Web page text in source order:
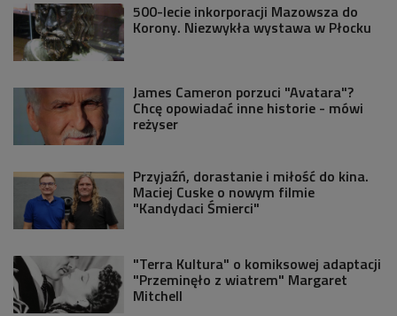
500-lecie inkorporacji Mazowsza do
Korony. Niezwykła wystawa w Płocku
James Cameron porzuci "Avatara"?
Chcę opowiadać inne historie - mówi
reżyser
Przyjaźń, dorastanie i miłość do kina.
Maciej Cuske o nowym filmie
"Kandydaci Śmierci"
"Terra Kultura" o komiksowej adaptacji
"Przeminęło z wiatrem" Margaret
Mitchell